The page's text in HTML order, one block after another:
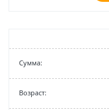
Cумма:
Возраст: